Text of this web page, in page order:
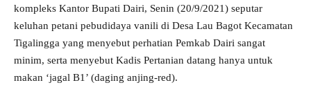
kompleks Kantor Bupati Dairi, Senin (20/9/2021) seputar
keluhan petani pebudidaya vanili di Desa Lau Bagot Kecamatan
Tigalingga yang menyebut perhatian Pemkab Dairi sangat
minim, serta menyebut Kadis Pertanian datang hanya untuk
makan ‘jagal B1’ (daging anjing-red).